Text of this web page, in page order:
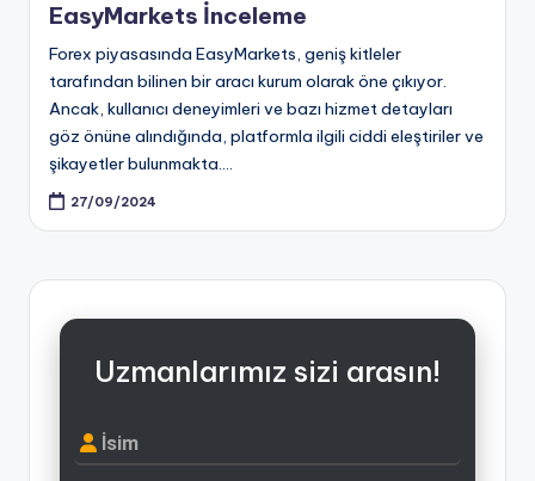
EasyMarkets İnceleme
Forex piyasasında EasyMarkets, geniş kitleler
tarafından bilinen bir aracı kurum olarak öne çıkıyor.
Ancak, kullanıcı deneyimleri ve bazı hizmet detayları
göz önüne alındığında, platformla ilgili ciddi eleştiriler ve
şikayetler bulunmakta.…
27/09/2024
Uzmanlarımız sizi arasın!
İsim